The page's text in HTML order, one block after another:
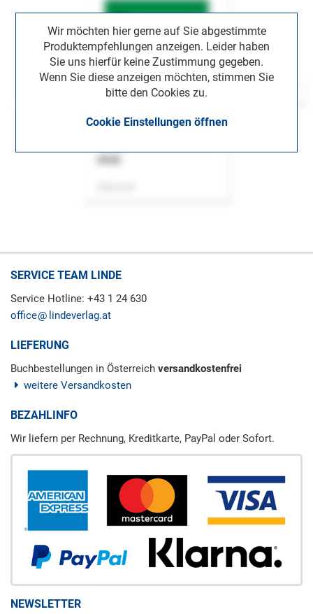
Wir möchten hier gerne auf Sie abgestimmte
Produktempfehlungen anzeigen. Leider haben
Sie uns hierfür keine Zustimmung gegeben.
Wenn Sie diese anzeigen möchten, stimmen Sie
bitte den Cookies zu.
Cookie Einstellungen öffnen
SERVICE TEAM LINDE
Service Hotline: +43 1 24 630
office
lindeverlag.at
LIEFERUNG
Buchbestellungen in Österreich versandkostenfrei
weitere Versandkosten
BEZAHLINFO
Wir liefern per Rechnung, Kreditkarte, PayPal oder Sofort.
NEWSLETTER